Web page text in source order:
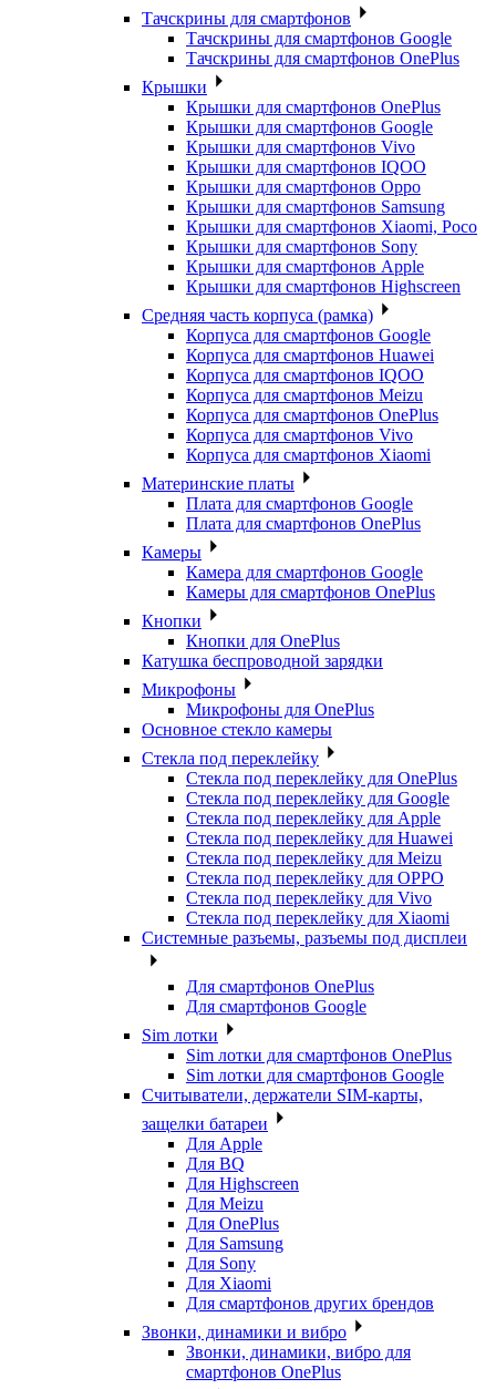
Тачскрины для смартфонов
Тачскрины для смартфонов Google
Тачскрины для смартфонов OnePlus
Крышки
Крышки для смартфонов OnePlus
Крышки для смартфонов Google
Крышки для смартфонов Vivo
Крышки для смартфонов IQOO
Крышки для смартфонов Oppo
Крышки для смартфонов Samsung
Крышки для смартфонов Xiaomi, Poco
Крышки для смартфонов Sony
Крышки для смартфонов Apple
Крышки для смартфонов Highscreen
Средняя часть корпуса (рамка)
Корпуса для смартфонов Google
Корпуса для смартфонов Huawei
Корпуса для смартфонов IQOO
Корпуса для смартфонов Meizu
Корпуса для смартфонов OnePlus
Корпуса для смартфонов Vivo
Корпуса для смартфонов Xiaomi
Материнские платы
Плата для смартфонов Google
Плата для смартфонов OnePlus
Камеры
Камера для смартфонов Google
Камеры для смартфонов OnePlus
Кнопки
Кнопки для OnePlus
Катушка беспроводной зарядки
Микрофоны
Микрофоны для OnePlus
Основное стекло камеры
Стекла под переклейку
Стекла под переклейку для OnePlus
Стекла под переклейку для Google
Стекла под переклейку для Apple
Стекла под переклейку для Huawei
Стекла под переклейку для Meizu
Стекла под переклейку для OPPO
Стекла под переклейку для Vivo
Стекла под переклейку для Xiaomi
Системные разъемы, разъемы под дисплеи
Для смартфонов OnePlus
Для смартфонов Google
Sim лотки
Sim лотки для смартфонов OnePlus
Sim лотки для смартфонов Google
Считыватели, держатели SIM-карты,
защелки батареи
Для Apple
Для BQ
Для Highscreen
Для Meizu
Для OnePlus
Для Samsung
Для Sony
Для Xiaomi
Для смартфонов других брендов
Звонки, динамики и вибро
Звонки, динамики, вибро для
смартфонов OnePlus